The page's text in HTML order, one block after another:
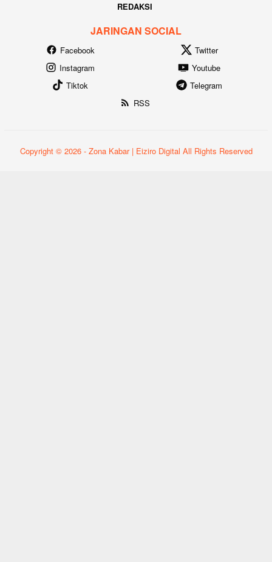
REDAKSI
JARINGAN SOCIAL
Facebook
Twitter
Instagram
Youtube
Tiktok
Telegram
RSS
Copyright © 2026 - Zona Kabar | Eiziro Digital All Rights Reserved